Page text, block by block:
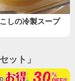
しの冷製スープ
ット」